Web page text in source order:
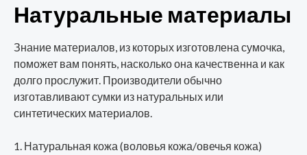
Натуральные материалы
Знание материалов, из которых изготовлена сумочка,
поможет вам понять, насколько она качественна и как
долго прослужит. Производители обычно
изготавливают сумки из натуральных или
синтетических материалов.
Натуральная кожа (воловья кожа/овечья кожа)